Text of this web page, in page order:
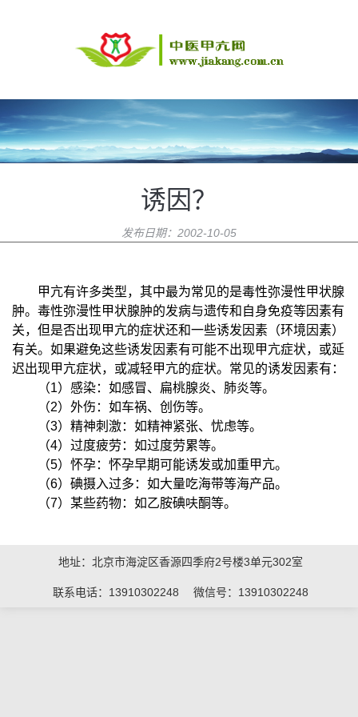
诱因？
发布日期： 2002-10-05
甲亢有许多类型，其中最为常见的是毒性弥漫性甲状腺
肿。毒性弥漫性甲状腺肿的发病与遗传和自身免疫等因素有
关，但是否出现甲亢的症状还和一些诱发因素（环境因素）
有关。如果避免这些诱发因素有可能不出现甲亢症状，或延
迟出现甲亢症状，或减轻甲亢的症状。常见的诱发因素有：
（1）感染：如感冒、扁桃腺炎、肺炎等。
（2）外伤：如车祸、创伤等。
（3）精神刺激：如精神紧张、忧虑等。
（4）过度疲劳：如过度劳累等。
（5）怀孕：怀孕早期可能诱发或加重甲亢。
（6）碘摄入过多：如大量吃海带等海产品。
（7）某些药物：如乙胺碘呋酮等。
地址：北京市海淀区香源四季府2号楼3单元302室
联系电话：13910302248 微信号：13910302248